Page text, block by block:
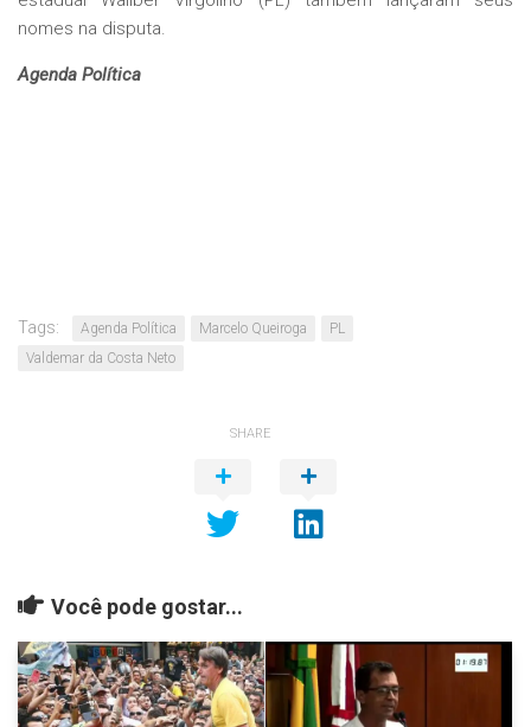
nomes na disputa.
Agenda Política
Tags: Agenda Política Marcelo Queiroga
PL
Valdemar da Costa Neto
SHARE
Você pode gostar...